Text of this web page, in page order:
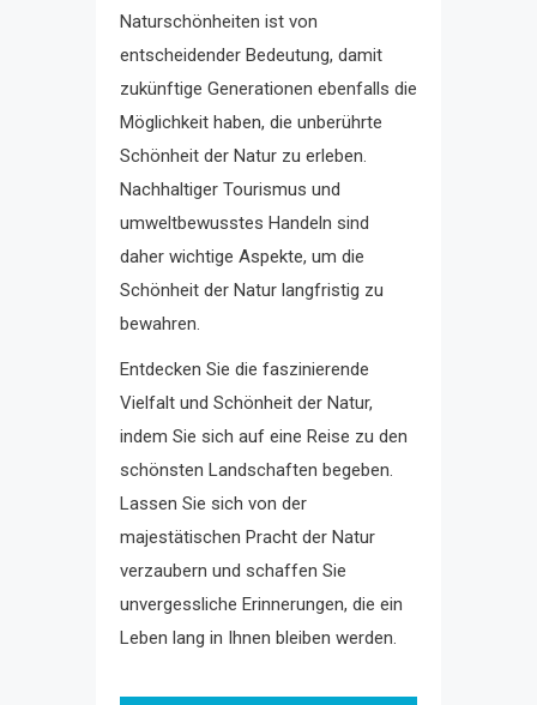
Naturschönheiten ist von
entscheidender Bedeutung, damit
zukünftige Generationen ebenfalls die
Möglichkeit haben, die unberührte
Schönheit der Natur zu erleben.
Nachhaltiger Tourismus und
umweltbewusstes Handeln sind
daher wichtige Aspekte, um die
Schönheit der Natur langfristig zu
bewahren.
Entdecken Sie die faszinierende
Vielfalt und Schönheit der Natur,
indem Sie sich auf eine Reise zu den
schönsten Landschaften begeben.
Lassen Sie sich von der
majestätischen Pracht der Natur
verzaubern und schaffen Sie
unvergessliche Erinnerungen, die ein
Leben lang in Ihnen bleiben werden.